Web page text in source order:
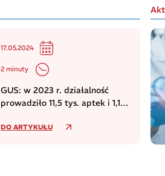
17.05.2024
2 minuty
GUS: w 2023 r. działalność
prowadziło 11,5 tys. aptek i 1,1
DO ARTYKUŁU